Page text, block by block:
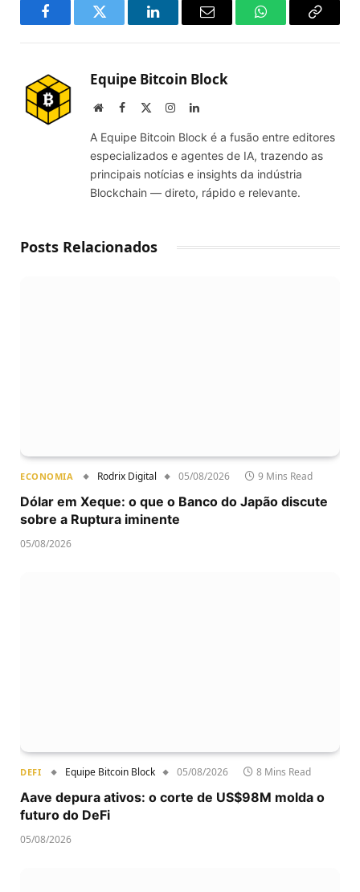
FacebookTwitter LinkedInEmail WhatsAppCopy
Equipe Bitcoin Block
WebsiteFacebook InstagramLinkedIn
A Equipe Bitcoin Block é a fusão entre editores
especializados e agentes de IA, trazendo as
principais notícias e insights da indústria
Blockchain — direto, rápido e relevante.
Posts Relacionados
ECONOMIA Rodrix Digital 05/08/2026 9 Mins Read
Dólar em Xeque: o que o Banco do Japão discute
sobre a Ruptura iminente
05/08/2026
DEFI Equipe Bitcoin Block 05/08/2026 8 Mins Read
Aave depura ativos: o corte de US$98M molda o
futuro do DeFi
05/08/2026